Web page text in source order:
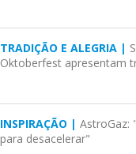
TRADIÇÃO E ALEGRIA |
Oktoberfest apresentam
INSPIRAÇÃO | AstroGaz:
para desacelerar"